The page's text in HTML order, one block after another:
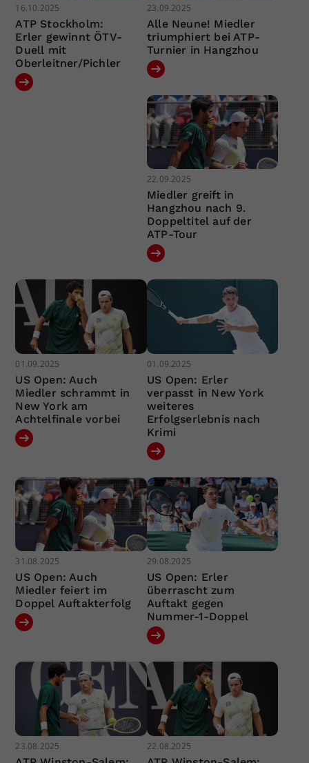
16.10.2025
ATP Stockholm:
Erler gewinnt ÖTV-
Duell mit
Oberleitner/Pichler
23.09.2025
Alle Neune! Miedler
triumphiert bei ATP-
Turnier in Hangzhou
22.09.2025
Miedler greift in
Hangzhou nach 9.
Doppeltitel auf der
ATP-Tour
01.09.2025
US Open: Auch
Miedler schrammt in
New York am
Achtelfinale vorbei
01.09.2025
US Open: Erler
verpasst in New York
weiteres
Erfolgserlebnis nach
Krimi
31.08.2025
US Open: Auch
Miedler feiert im
Doppel Auftakterfolg
29.08.2025
US Open: Erler
überrascht zum
Auftakt gegen
Nummer-1-Doppel
23.08.2025 22.08.2025